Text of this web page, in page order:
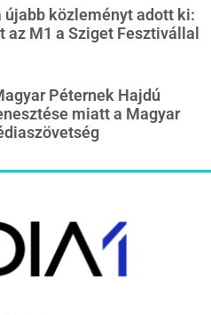
újabb közleményt adott ki:
az M1 a Sziget Fesztivállal
Péternek Hajdú
miatt a Magyar